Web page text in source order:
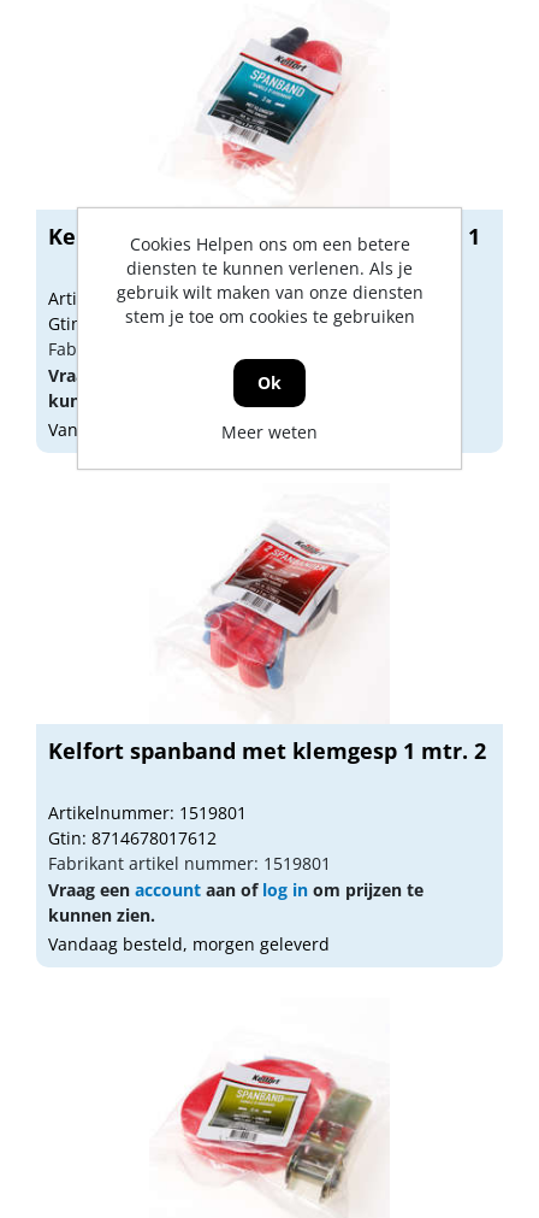
Kelfort spanband met klemgesp 3 mtr 1
Artikelnummer: 1519805
Gtin: 8714678017650
Fabrikant artikel nummer: 1519805
Vraag een
aan oflog in
kunnen zien.
Vandaag besteld, morgen geleverd
Kelfort spanband met klemgesp 1 mtr. 2
Artikelnummer: 1519801
Gtin: 8714678017612
Fabrikant artikel nummer: 1519801
Vraag een account aan of log in om prijzen te
kunnen zien.
Vandaag besteld, morgen geleverd
Cookies Helpen ons om een betere
diensten te kunnen verlenen. Als je
gebruik wilt maken van onze diensten
stem je toe om cookies te gebruiken
Ok
Meer weten